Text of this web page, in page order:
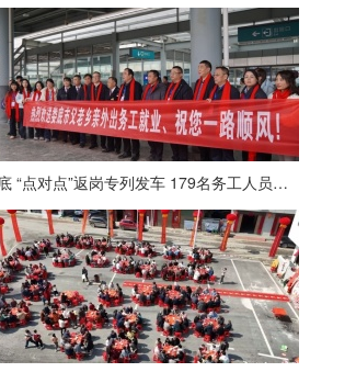
娄底 “点对点”返岗专列发车 179名务工人员免费赴沪